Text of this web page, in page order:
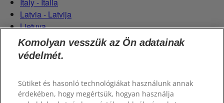
Latvia - Latvija
Lietuva
Netherlands - Nederland
Poland - Polska
România
Slovensko
Slovenija
Komolyan vesszük az Ön adatainak
védelmét.
Sütiket és hasonló technológiákat használunk annak
érdekében, hogy megértsük, hogyan használja